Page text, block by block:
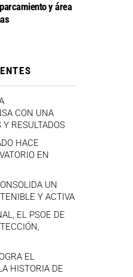
y área
CON UNA
RESULTADOS
HACE
EN
UN
Y ACTIVA
EL PSOE DE
EL
HISTORIA DE